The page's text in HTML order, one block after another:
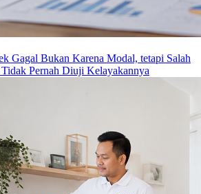
Gagal Bukan Karena Modal, tetapi Salah
Pernah Diuji Kelayakannya